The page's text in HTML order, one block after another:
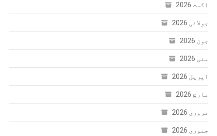
اگست 2026
جولائی 2026
جون 2026
مئی 2026
اپریل 2026
مارچ 2026
فروری 2026
جنوری 2026